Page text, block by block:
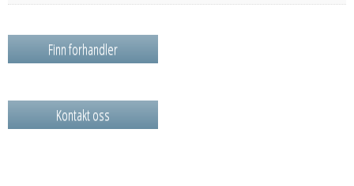
Finn forhandler
Kontakt oss